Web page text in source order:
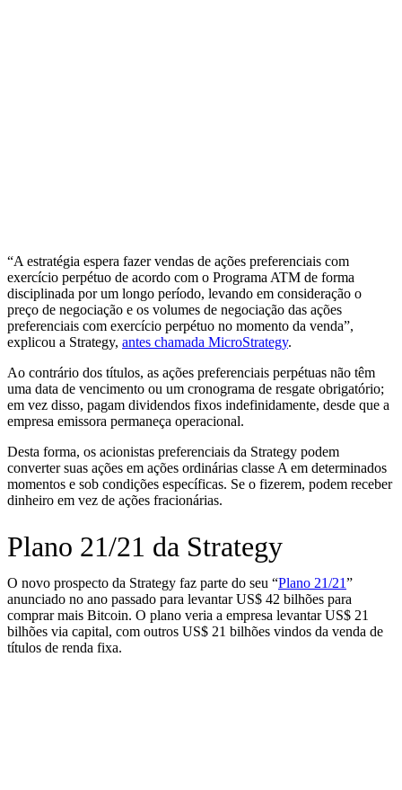
“A estratégia espera fazer vendas de ações preferenciais com
exercício perpétuo de acordo com o Programa ATM de forma
disciplinada por um longo período, levando em consideração o
preço de negociação e os volumes de negociação das ações
preferenciais com exercício perpétuo no momento da venda”,
explicou a Strategy, antes chamada MicroStrategy.
Ao contrário dos títulos, as ações preferenciais perpétuas não têm
uma data de vencimento ou um cronograma de resgate obrigatório;
em vez disso, pagam dividendos fixos indefinidamente, desde que a
empresa emissora permaneça operacional.
Desta forma, os acionistas preferenciais da Strategy podem
converter suas ações em ações ordinárias classe A em determinados
momentos e sob condições específicas. Se o fizerem, podem receber
dinheiro em vez de ações fracionárias.
Plano 21/21 da Strategy
O novo prospecto da Strategy faz parte do seu “Plano 21/21”
anunciado no ano passado para levantar US$ 42 bilhões para
comprar mais Bitcoin. O plano veria a empresa levantar US$ 21
bilhões via capital, com outros US$ 21 bilhões vindos da venda de
títulos de renda fixa.